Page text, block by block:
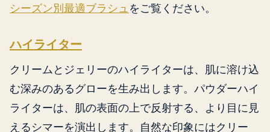
シーズン別最適ブラシュをご覧ください。
ハイライター
クリームとジェリーのハイライターは、肌に溶け込
む深みのあるグローを生み出します。パウダーハイ
ライターは、肌の表面の上で反射する、より目に見
えるシマーを演出します。自然な印象にはクリー